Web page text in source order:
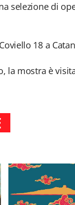
selezione di
18 a
la mostra è